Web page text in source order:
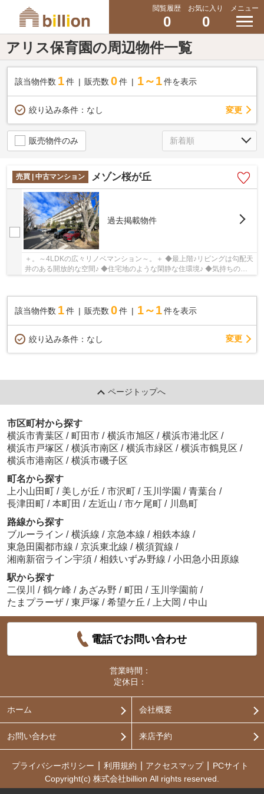
閲覧履歴
0
お気に入り
0
メニュー
アリス保育園の周辺物件一覧
該当物件数 1件 販売数 0 件 1～1 件を表示
絞り込み条件： なし 変更
販売物件のみ
売買 | 中古マンション メゾン桜が丘
過去掲載物件
＋。～4LDKの広々リノベマンション～。＋ ◆最上階♪リビングは勾配天
井のある開放的な空間♪ ◆住宅地のような閑静な住環境♪ ◆気持ちの良
該当物件数 1件 販売数 0 件 1～1 件を表示
絞り込み条件： なし 変更
ページトップへ
市区町村から探す
横浜市青葉区 / 町田市 / 横浜市旭区 / 横浜市港北区 /
横浜市戸塚区 / 横浜市南区 / 横浜市緑区 / 横浜市鶴見区 /
横浜市港南区 / 横浜市磯子区
町名から探す
上小山田町 / 美しが丘 / 市沢町 / 玉川学園 / 青葉台 /
長津田町 / 本町田 / 左近山 / 市ケ尾町 / 川島町
路線から探す
ブルーライン / 横浜線 / 京急本線 / 相鉄本線 /
東急田園都市線 / 京浜東北線 / 横須賀線 /
湘南新宿ライン宇須 / 相鉄いずみ野線 / 小田急小田原線
駅から探す
二俣川
/ 鶴ケ峰 / あざみ野 / 町田 / 玉川学園前 /
たまプラーザ / 東戸塚 / 希望ケ丘 / 上大岡 / 中山
電話でお問い合わせ
営業時間：
定休日：
ホーム 会社概要
お問い合わせ 来店予約
プライバシーポリシー 利用規約 アクセスマップ
PCサイト
Copyright(c) 株式会社billion All rights reserved.